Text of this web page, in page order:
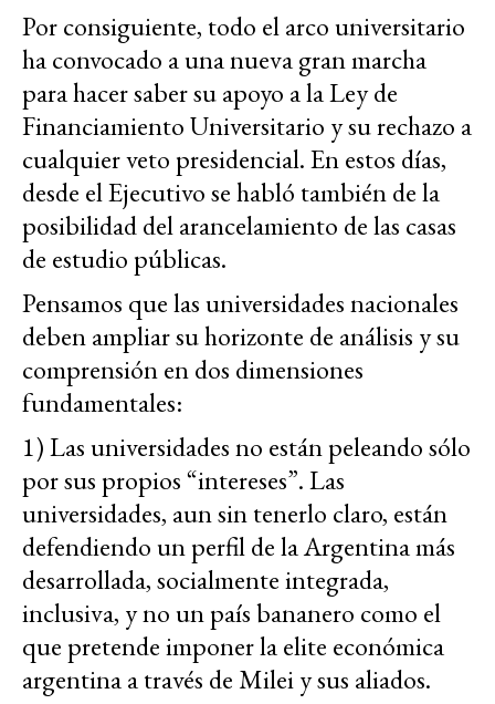
Por consiguiente, todo el arco universitario
ha convocado a una nueva gran marcha
para hacer saber su apoyo a la Ley de
Financiamiento Universitario y su rechazo a
cualquier veto presidencial. En estos días,
desde el Ejecutivo se habló también de la
posibilidad del arancelamiento de las casas
de estudio públicas.
Pensamos que las universidades nacionales
deben ampliar su horizonte de análisis y su
comprensión en dos dimensiones
fundamentales:
1) Las universidades no están peleando sólo
por sus propios “intereses”. Las
universidades, aun sin tenerlo claro, están
defendiendo un perfil de la Argentina más
desarrollada, socialmente integrada,
inclusiva, y no un país bananero como el
que pretende imponer la elite económica
argentina a través de Milei y sus aliados.